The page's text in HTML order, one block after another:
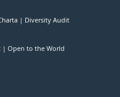
Diversity Audit
Open to the World